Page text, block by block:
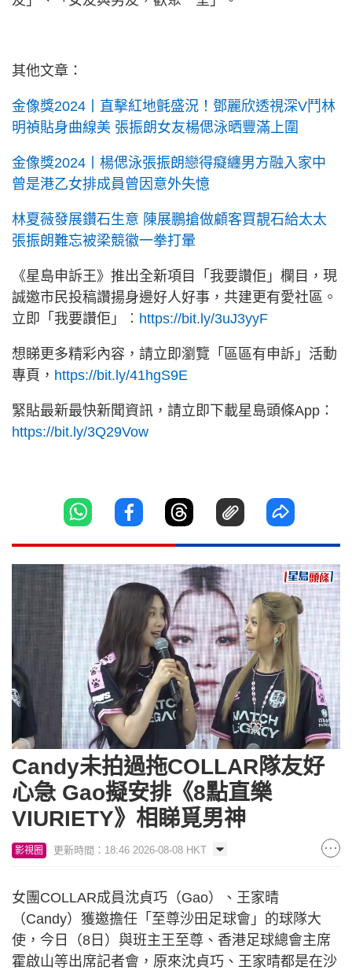
其他文章：
金像獎2024丨直擊紅地氈盛況！鄧麗欣透視深V鬥林
明禎貼身曲線美 張振朗女友楊偲泳晒豐滿上圍
金像獎2024丨楊偲泳張振朗戀得癡纏男方融入家中
曾是港乙女排成員曾因意外失憶
林夏薇發展鑽石生意 陳展鵬搶做顧客買靚石給太太
張振朗難忘被梁競徽一拳打暈
《星島申訴王》推出全新項目「我要讚佢」欄目，現
誠邀市民投稿讚揚身邊好人好事，共建更有愛社區。
立即「我要讚佢」︰ https://bit.ly/3uJ3yyF
想睇更多精彩內容，請立即瀏覽「區區有申訴」活動
專頁， https://bit.ly/41hgS9E
緊貼最新最快新聞資訊，請立即下載星島頭條App：
https://bit.ly/3Q29Vow
Unmute Loaded
:
6.59%
Candy未拍過拖COLLAR隊友好
心急 Gao擬安排《8點直樂
VIURIETY》相睇覓男神
影視圈 更新時間：18:46 2026-08-08 HKT
女團COLLAR成員沈貞巧（Gao）、王家晴
（Candy）獲邀擔任「至尊沙田足球會」的球隊大
使，今日（8日）與班主王至尊、香港足球總會主席
霍啟山等出席記者會，原來沈貞巧、王家晴都是在沙